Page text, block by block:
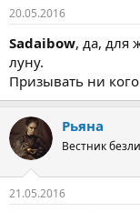
20.05.2016
Sadaibow, да, для
луну.
Призывать ни
Рьяна
Вестник
21.05.2016